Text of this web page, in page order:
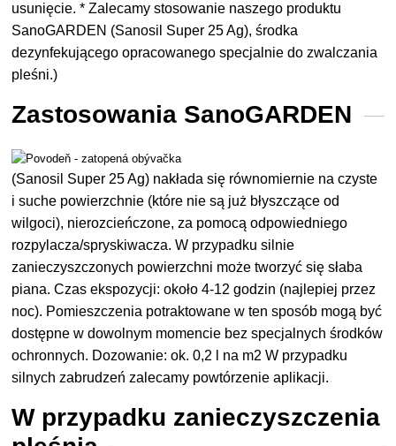
usunięcie. * Zalecamy stosowanie naszego produktu
SanoGARDEN (Sanosil Super 25 Ag), środka
dezynfekującego opracowanego specjalnie do zwalczania
pleśni.)
Zastosowania SanoGARDEN
(Sanosil Super 25 Ag) nakłada się równomiernie na czyste
i suche powierzchnie (które nie są już błyszczące od
wilgoci), nierozcieńczone, za pomocą odpowiedniego
rozpylacza/spryskiwacza. W przypadku silnie
zanieczyszczonych powierzchni może tworzyć się słaba
piana. Czas ekspozycji: około 4-12 godzin (najlepiej przez
noc). Pomieszczenia potraktowane w ten sposób mogą być
dostępne w dowolnym momencie bez specjalnych środków
ochronnych. Dozowanie: ok. 0,2 l na m2 W przypadku
silnych zabrudzeń zalecamy powtórzenie aplikacji.
W przypadku zanieczyszczenia